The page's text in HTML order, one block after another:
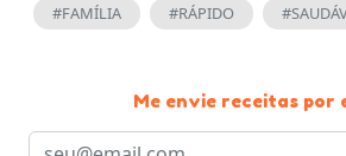
#FAMÍLIA #RÁPIDO
Me envie receitas por